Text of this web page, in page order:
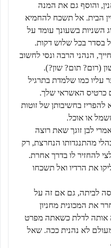
והוסף גם את המנה
הבית. אל תשכח להחמיא
בשעונך עומד על
הנהני הרבה ונסי לחשוב
(רום? תום? שון?).
כמו שלמדת בתרגיל
כרטיס האשראי שלך.
בחשיבותן של זוטות
או אוכל.
לבן זוגך שאת רוצה
מהתנגדותו הנחרצת, רק
להחזיר לו בדרך אחרת.
את הרדיו ואל תשכחו
לביתה, גם אם זה על
את המכונית מחניון
אותה לדלת כשאתה מפרט
לא נהנית ככה. שאל